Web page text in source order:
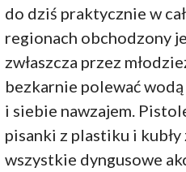
do dziś praktycznie w
regionach obchodzony
zwłaszcza przez
bezkarnie polewać
i siebie nawzajem.
pisanki z plastiku i
wszystkie dyngusowe